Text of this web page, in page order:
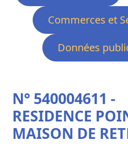
Commerces et
Données
N° 540004611 -
RESIDENCE
MAISON DE